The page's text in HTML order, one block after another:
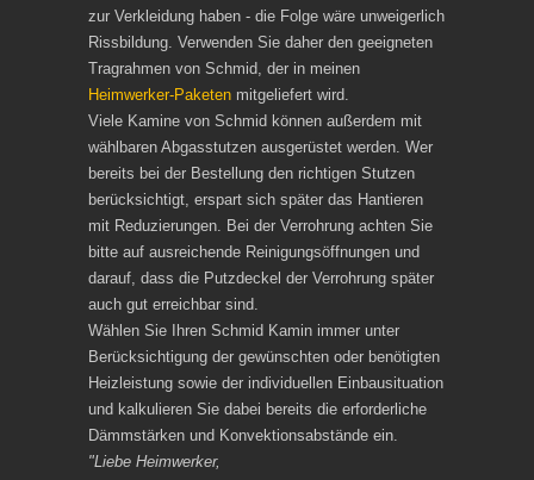
zur Verkleidung haben - die Folge wäre unweigerlich
Rissbildung. Verwenden Sie daher den geeigneten
Tragrahmen von Schmid, der in meinen
Heimwerker-Paketen mitgeliefert wird.
Viele Kamine von Schmid können außerdem mit
wählbaren Abgasstutzen ausgerüstet werden. Wer
bereits bei der Bestellung den richtigen Stutzen
berücksichtigt, erspart sich später das Hantieren
mit Reduzierungen. Bei der Verrohrung achten Sie
bitte auf ausreichende Reinigungsöffnungen und
darauf, dass die Putzdeckel der Verrohrung später
auch gut erreichbar sind.
Wählen Sie Ihren Schmid Kamin immer unter
Berücksichtigung der gewünschten oder benötigten
Heizleistung sowie der individuellen Einbausituation
und kalkulieren Sie dabei bereits die erforderliche
Dämmstärken und Konvektionsabstände ein.
"Liebe Heimwerker,